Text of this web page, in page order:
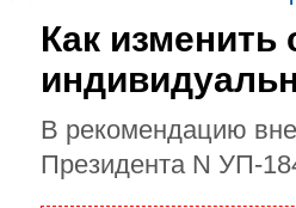
Как изменить
В рекомендацию
Президента N УП-